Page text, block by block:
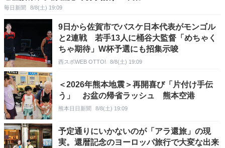
毎日新聞 8/8(土) 19:09
9日から佐賀市でバスケ日本代表がモンゴル
と2連戦 若手13人に桶谷大監督「めちゃく
ちゃ期待」W杯予選にも招集示唆
西スポWEB OTTO! 8/8(土) 19:09
＜2026年熊本地震＞再開喜び「片付け手伝
う」 お盆の帰省ラッシュ 熊本空港
熊本日日新聞 8/8(土) 19:09
予定通りにいかないのが「アラ還旅」の現
実。還暦記念のヨーロッパ旅行で大変な出来